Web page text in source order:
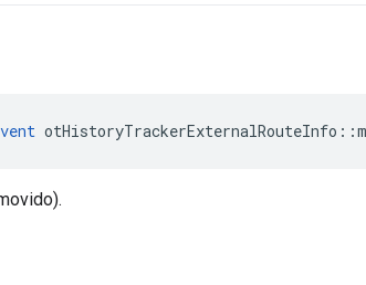
otHistoryTrackerExternalRouteInfo ::